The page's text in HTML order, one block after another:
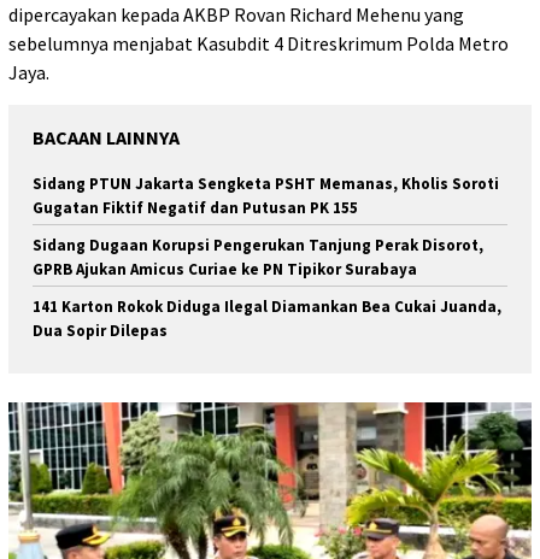
dipercayakan kepada AKBP Rovan Richard Mehenu yang
sebelumnya menjabat Kasubdit 4 Ditreskrimum Polda Metro
Jaya.
BACAAN LAINNYA
Sidang PTUN Jakarta Sengketa PSHT Memanas, Kholis Soroti
Gugatan Fiktif Negatif dan Putusan PK 155
Sidang Dugaan Korupsi Pengerukan Tanjung Perak Disorot,
GPRB Ajukan Amicus Curiae ke PN Tipikor Surabaya
141 Karton Rokok Diduga Ilegal Diamankan Bea Cukai Juanda,
Dua Sopir Dilepas